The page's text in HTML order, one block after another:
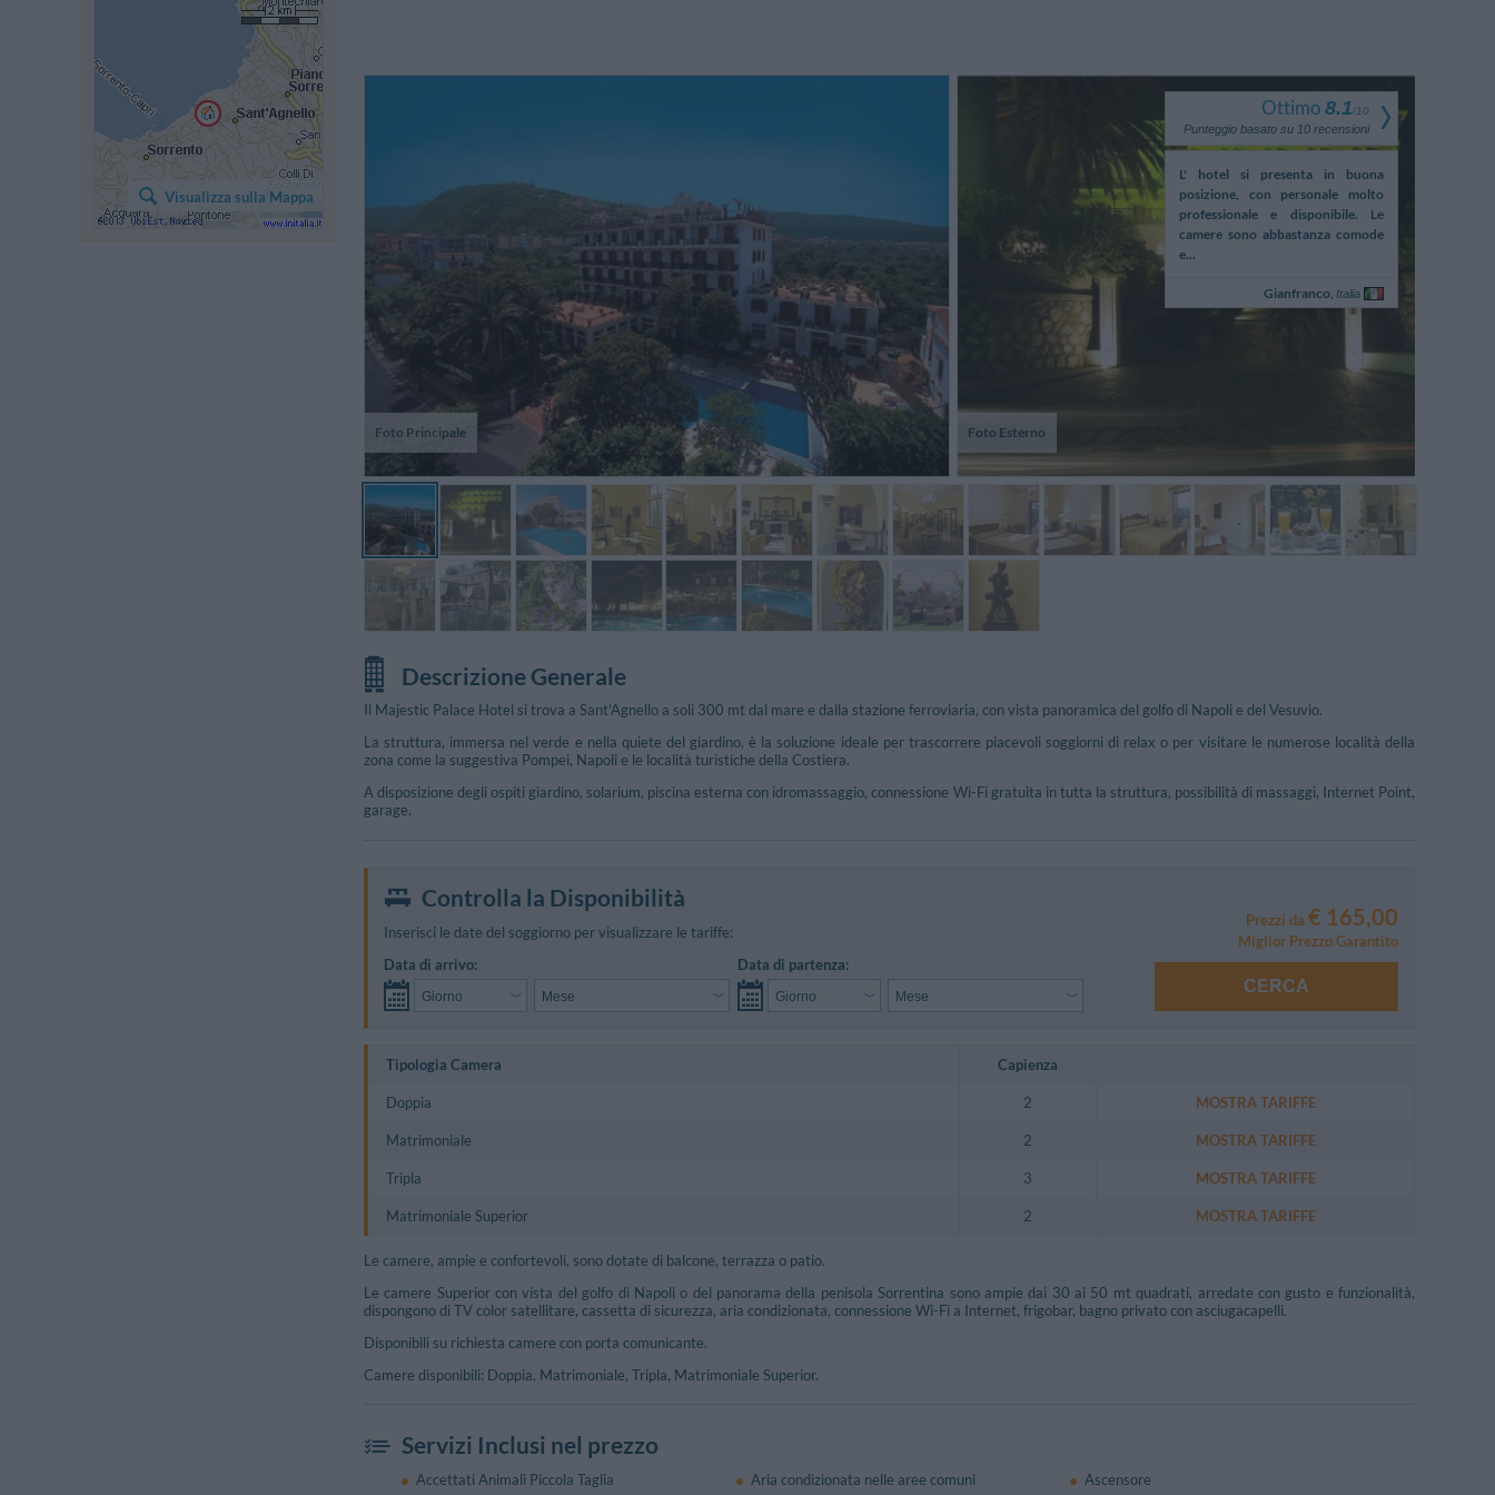
Foto Principale Foto Esterno
Ottimo 8.1/10
Punteggio basato su 10 recensioni
Un hôtel très agréable, cependant
n'oubliez pas votre sèche-cheveux,
celui de l'hôtel est inacceptable
L' hotel si presenta in buona
posizione, con personale molto
professionale e disponibile. Le
camere sono abbastanza comode
e...
Gianfranco, Italia
Descrizione Generale
Il Majestic Palace Hotel si trova a Sant'Agnello a soli 300 mt dal mare e dalla stazione ferroviaria, con vista panoramica del golfo di Napoli e del Vesuvio.
La struttura, immersa nel verde e nella quiete del giardino, è la soluzione ideale per trascorrere piacevoli soggiorni di relax o per visitare le numerose località della
zona come la suggestiva Pompei, Napoli e le località turistiche della Costiera.
A disposizione degli ospiti giardino, solarium, piscina esterna con idromassaggio, connessione Wi-Fi gratuita in tutta la struttura, possibilità di massaggi, Internet Point,
garage.
Controlla la Disponibilità
Inserisci le date del soggiorno per visualizzare le tariffe:
Data di arrivo:
Data di partenza:
Prezzi da € 165,00
Miglior Prezzo Garantito
CERCA
Tipologia Camera Capienza
Doppia 2 MOSTRA TARIFFE
Matrimoniale 2 MOSTRA TARIFFE
Tripla 3 MOSTRA TARIFFE
Matrimoniale Superior 2 MOSTRA TARIFFE
Le camere, ampie e confortevoli, sono dotate di balcone, terrazza o patio.
Le camere Superior con vista del golfo di Napoli o del panorama della penisola Sorrentina sono ampie dai 30 ai 50 mt quadrati, arredate con gusto e funzionalità,
dispongono di TV color satellitare, cassetta di sicurezza, aria condizionata, connessione Wi-Fi a Internet, frigobar, bagno privato con asciugacapelli.
Disponibili su richiesta camere con porta comunicante.
Camere disponibili: Doppia, Matrimoniale, Tripla, Matrimoniale Superior.
Servizi Inclusi nel prezzo
Accettati Animali Piccola Taglia Aria condizionata nelle aree comuni
Ascensore
Visualizza sulla Mappa